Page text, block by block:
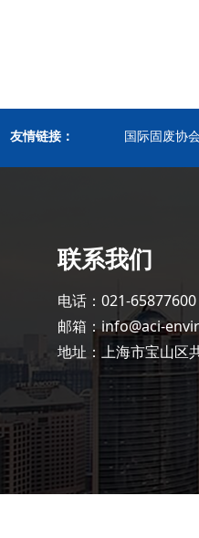
友情链接： 国际固废协
联系我们
电话：021-65877600
邮箱：info@aci-
地址：上海市宝山区